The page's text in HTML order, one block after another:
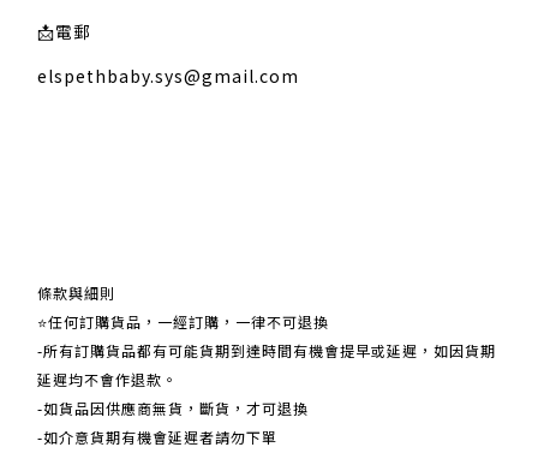
📩電郵
elspethbaby.sys@gmail.com
條款與細則
⭐任何訂購貨品，一經訂購，一律不可退換
-所有訂購貨品都有可能貨期到達時間有機會提早或延遲，如因貨期
延遲均不會作退款。
-如貨品因供應商無貨，斷貨，才可退換
-如介意貨期有機會延遲者請勿下單